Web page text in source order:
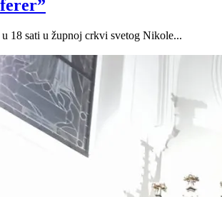
18 sati u župnoj crkvi svetog Nikole...